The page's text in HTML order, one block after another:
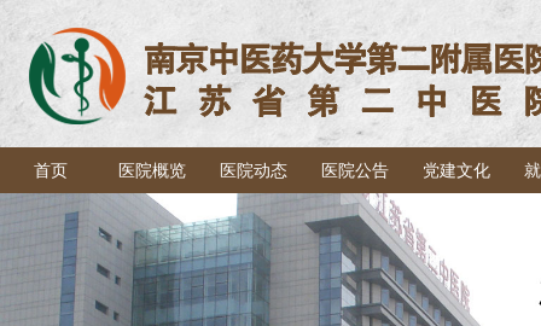
首页 医院概览 医院动态 医院公告 党建文化